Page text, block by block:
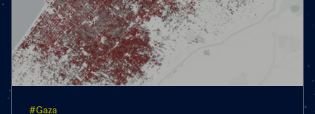
#Gaza